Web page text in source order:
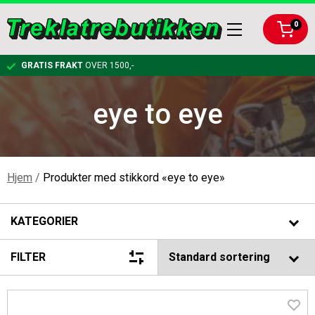
0
TAUBREMS OG KLATRESYSTEMER
SELER OG TILBEHØR
RIGGPLATER
NEDFIRINGSBREMSER
ARBEIDSTØY OG VERNEUTSTYR
HJELM
HÅNDSAG
BAGGER, LYKTER, FELLINGSUTSTYR
GRATIS FRAKT OVER 1500,-
eye to eye
Hjem / Produkter med stikkord «eye to eye»
KATEGORIER
FILTER